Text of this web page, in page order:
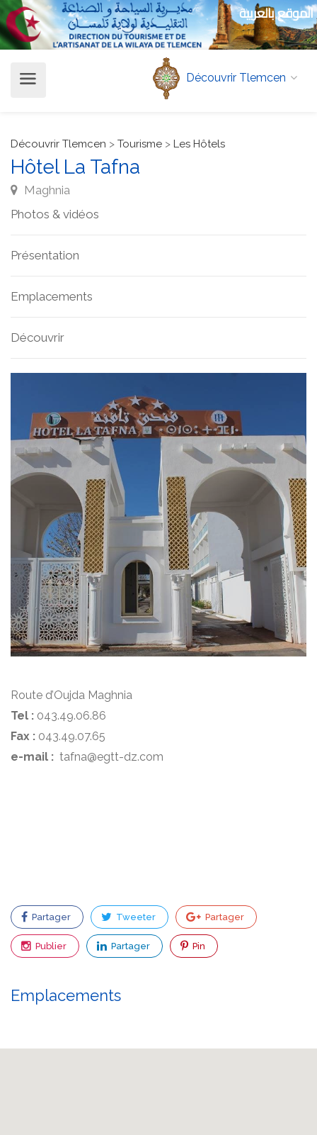
الموقع بالعربية
Découvrir Tlemcen
Découvrir Tlemcen > Tourisme > Les Hôtels
Hôtel La Tafna
Maghnia
Photos & vidéos
Présentation
Emplacements
Découvrir
Route d’Oujda Maghnia
Tel : 043.49.06.86
Fax : 043.49.07.65
e-mail : tafna@egtt-dz.com
Partager Tweeter Partager
Publier Partager Pin
Emplacements